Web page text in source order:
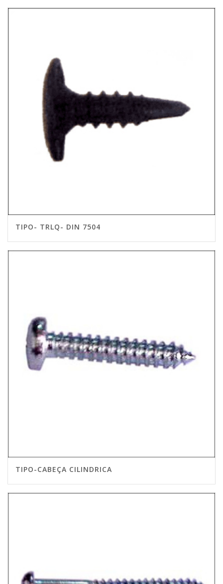
TIPO- TRLQ- DIN 7504
TIPO-CABEÇA CILINDRICA